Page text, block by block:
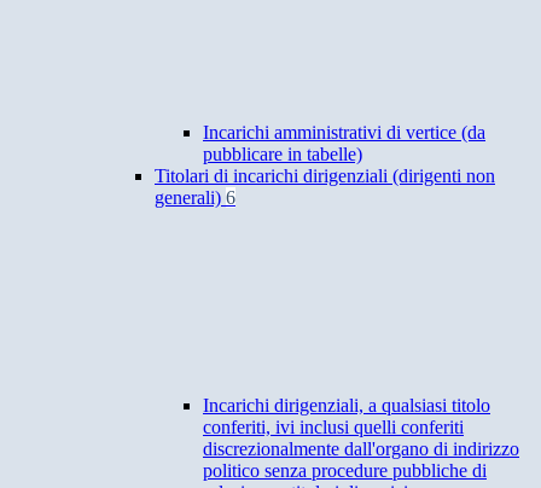
Incarichi amministrativi di vertice (da
pubblicare in tabelle)
Titolari di incarichi dirigenziali (dirigenti non
generali) 6
Incarichi dirigenziali, a qualsiasi titolo
conferiti, ivi inclusi quelli conferiti
discrezionalmente dall'organo di indirizzo
politico senza procedure pubbliche di